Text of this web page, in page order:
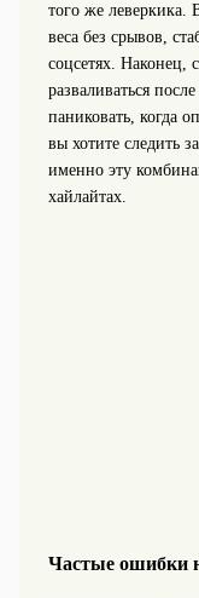
того же леверкика.
веса без срывов,
соцсетях. Наконец,
разваливаться
паниковать, когда
вы хотите следить
именно эту
хайлайтах.
Частые ошибки